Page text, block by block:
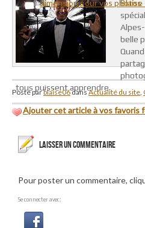
dimension pour vos photos
belle
tous puissent apprendre.
Posté parblaise06dansActualité du site,
Ajouter cet article à vos favoris
LAISSER UN COMMENTAIRE
Pour poster un commentaire,
Se connecter avec: